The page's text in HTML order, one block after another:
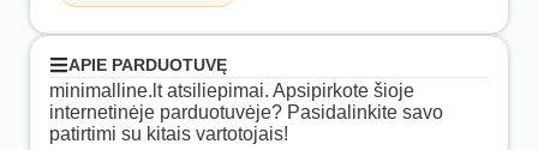
APIE PARDUOTUVĘ
minimalline.lt atsiliepimai. Apsipirkote šioje
internetinėje parduotuvėje? Pasidalinkite savo
patirtimi su kitais vartotojais!